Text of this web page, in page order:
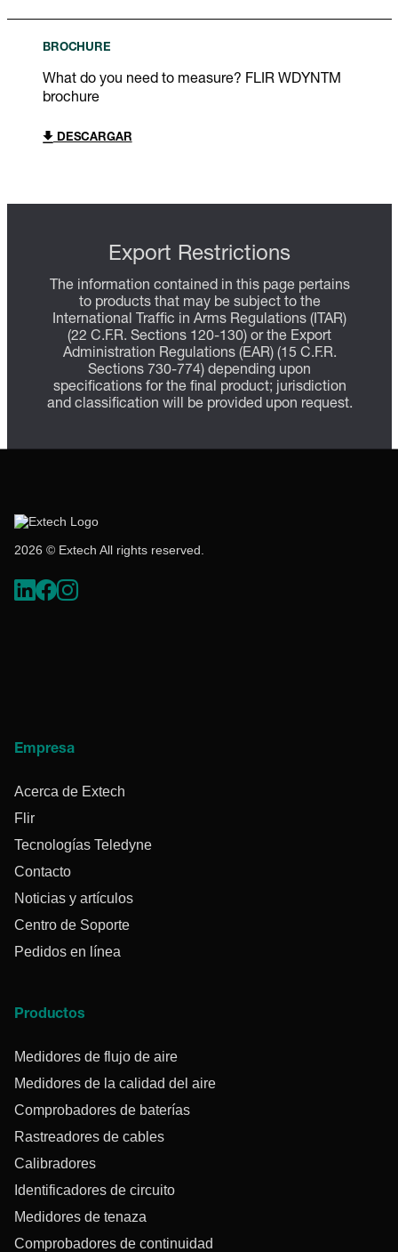
BROCHURE
What do you need to measure? FLIR WDYNTM
brochure
DESCARGAR
Export Restrictions
The information contained in this page pertains
to products that may be subject to the
International Traffic in Arms Regulations (ITAR)
(22 C.F.R. Sections 120-130) or the Export
Administration Regulations (EAR) (15 C.F.R.
Sections 730-774) depending upon
specifications for the final product; jurisdiction
and classification will be provided upon request.
2026 © Extech All rights reserved.
Empresa
Acerca de Extech
Flir
Tecnologías Teledyne
Contacto
Noticias y artículos
Centro de Soporte
Pedidos en línea
Productos
Medidores de flujo de aire
Medidores de la calidad del aire
Comprobadores de baterías
Rastreadores de cables
Calibradores
Identificadores de circuito
Medidores de tenaza
Comprobadores de continuidad